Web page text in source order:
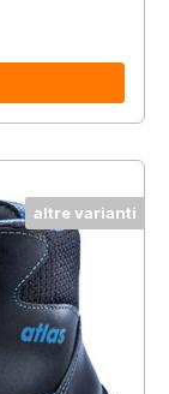
altre varianti